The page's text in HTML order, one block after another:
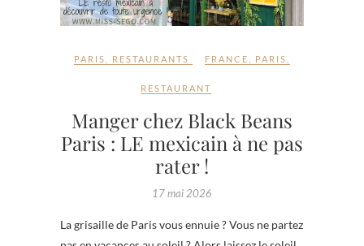
PARIS RESTAURANTS FRANCE PARIS
RESTAURANT
Manger chez Black Beans
Paris : LE mexicain à ne pas
rater !
17 mai 2026
La grisaille de Paris vous ennuie ? Vous ne partez